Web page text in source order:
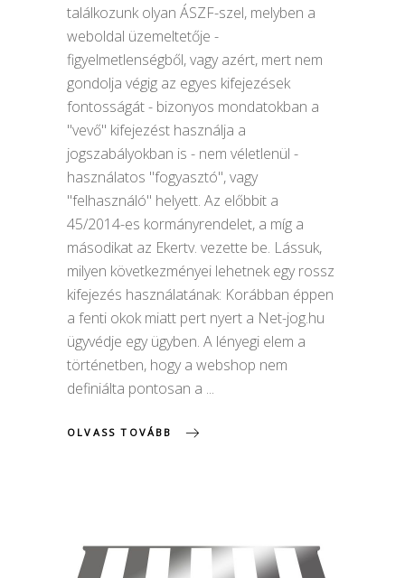
találkozunk olyan ÁSZF-szel, melyben a
weboldal üzemeltetője -
figyelmetlenségből, vagy azért, mert nem
gondolja végig az egyes kifejezések
fontosságát - bizonyos mondatokban a
"vevő" kifejezést használja a
jogszabályokban is - nem véletlenül -
használatos "fogyasztó", vagy
"felhasználó" helyett. Az előbbit a
45/2014-es kormányrendelet, a míg a
másodikat az Ekertv. vezette be. Lássuk,
milyen következményei lehetnek egy rossz
kifejezés használatának: Korábban éppen
a fenti okok miatt pert nyert a Net-jog.hu
ügyvédje egy ügyben. A lényegi elem a
történetben, hogy a webshop nem
definiálta pontosan a
OLVASS TOVÁBB